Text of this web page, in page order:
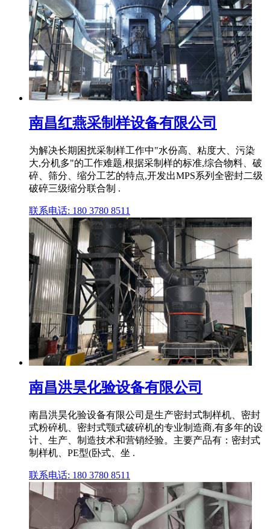
南昌红燕采制样设备有限公司
为解决长期困扰采制样工作中"水份高、粘度大、污染
大,分机多"的工作难题,根据采制样的标准,综合物料、破
碎、筛分、缩分工艺的特点,开发出MPS系列全密封二级
破碎三级缩分联合制 .
联系电话: 180 3780 8511
南昌洪昊化验设备有限公司
南昌洪昊化验设备有限公司是生产密封式制样机、密封
式粉碎机、密封式颚式破碎机的专业制造商,有多年的设
计、生产、制造技术和营销经验。主要产品有：密封式
制样机、PE型(卧式、坐 .
联系电话: 180 3780 8511